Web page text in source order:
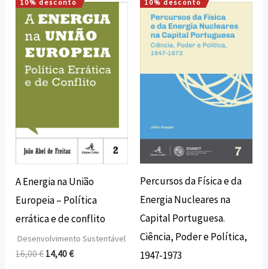
10% desconto
A Energia na União
Europeia – Política
errática e de conflito
Desenvolvimento Sustentável
16,00€
O
preço
original
era:
16,00 €.
14,40€
O
preço
atual
é:
14,40 €.
10% desconto
Percursos da Física e da
Energia Nucleares na
Capital Portuguesa.
Ciência, Poder e Política,
1947-1973
O
preço
original
era:
16,00 €.
O
preço
atual
é: